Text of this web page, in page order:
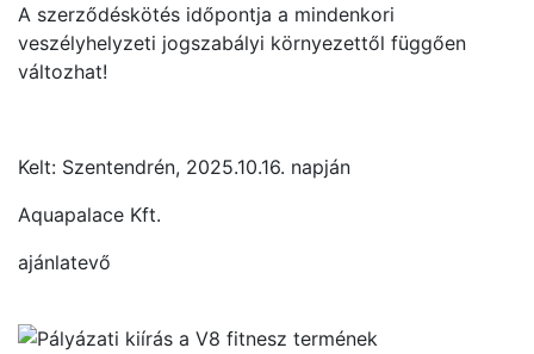
A szerződéskötés időpontja a mindenkori
veszélyhelyzeti jogszabályi környezettől függően
változhat!
Kelt: Szentendrén, 2025.10.16. napján
Aquapalace Kft.
ajánlatevő